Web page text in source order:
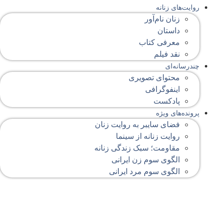
روایت‌های زنانه
زنان نام‌آور
داستان
معرفی کتاب
نقد فیلم
چندرسانه‌ای
محتوای تصویری
اینفوگرافی
پادکست
پرونده‌های ویژه
فضای سایبر به روایت زنان
روایت زنانه از سینما
مقاومت؛ سبک زندگی زنانه
الگوی سوم زن ایرانی
الگوی سوم مرد ایرانی